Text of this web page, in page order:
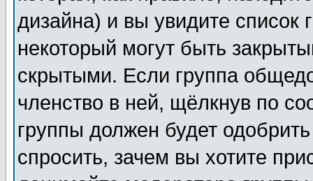
дизайна) и вы увидите список
некоторый могут быть
скрытыми. Если группа
членство в ней, щёлкнув по
группы должен будет
спросить, зачем вы хотите